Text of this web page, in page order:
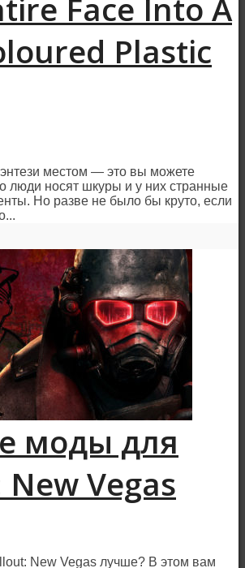
Face Into A
Plastic
местом — это вы можете
люди носят шкуры и у них странные
Но разве не было бы круто, если
моды для
Vegas
New Vegas лучше? В этом вам